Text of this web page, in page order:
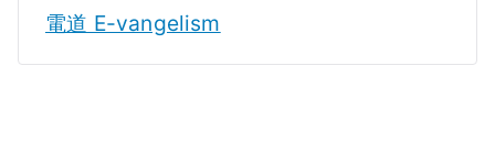
電道 E-vangelism